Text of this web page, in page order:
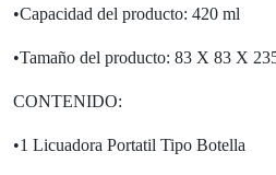
•Capacidad del producto: 420 ml
•Tamaño del producto: 83 X 83 X
CONTENIDO:
•1 Licuadora Portatil Tipo Botella